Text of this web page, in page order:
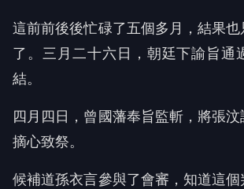
這前前後後忙碌了五個多月，結果
了。三月二十六日，朝廷下諭旨通
結。
四月四日，曾國藩奉旨監斬，將張
摘心致祭。
候補道孫衣言參與了會審，知道這